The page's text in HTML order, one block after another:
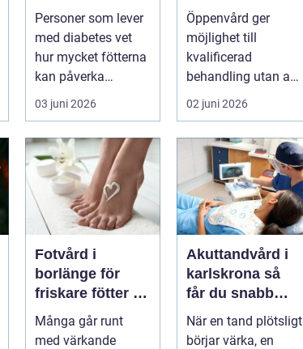
skillnad för
känsliga fötter
Personer som lever
med diabetes vet
hur mycket fötterna
kan påverka
vardagen. Nedsatt
känsel, sämre ...
03 juni 2026
beroende och
annan
problematik
Öppenvård ger
möjlighet till
kvalificerad
behandling utan att
personen behöver
lämna sitt hem, sitt
...
02 juni 2026
Fotvård i
borlänge för
friskare fötter i
vardagen
Många går runt
med värkande
Akuttandvård i
karlskrona så
får du snabb
hjälp när tanden
krisar
När en tand plötsligt
börjar värka, en